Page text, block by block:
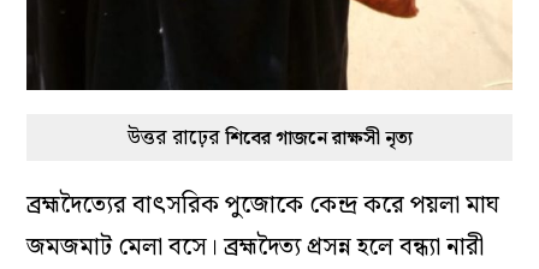
উত্তর রাঢ়েরশিবের গাজনে রাক্ষসী নৃত্য
ব্রহ্মদৈত্যের বাৎসরিক পুজোকে কেন্দ্র করে পয়লা মাঘ
জমজমাট মেলা বসে। ব্রহ্মদৈত্য প্রসন্ন হলে বন্ধ্যা নারী